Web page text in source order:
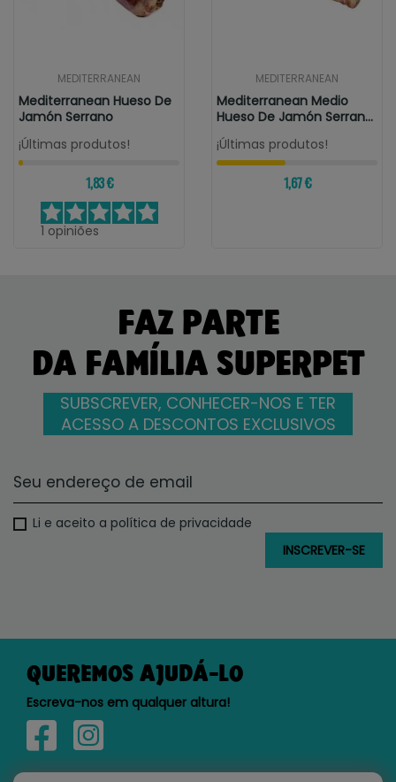
MEDITERRANEAN
Mediterranean Hueso De
Jamón Serrano
¡Últimas produtos!
1,83 €
1 opiniões
MEDITERRANEAN
Mediterranean Medio
Hueso De Jamón Serrano
¡Últimas produtos!
1,67 €
FAZ PARTE
DA FAMÍLIA SUPERPET
SUBSCREVER, CONHECER-NOS E TER
ACESSO A DESCONTOS EXCLUSIVOS
Li e aceito a política de privacidade
QUEREMOS AJUDÁ-LO
Escreva-nos em qualquer altura!